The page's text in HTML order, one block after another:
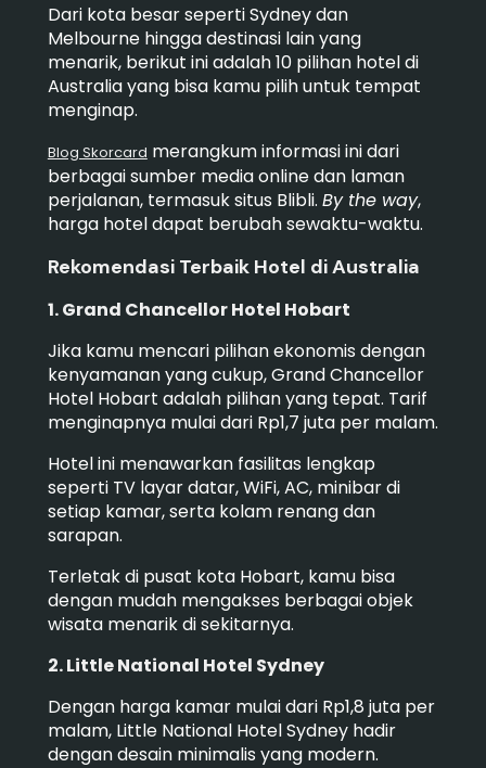
Dari kota besar seperti Sydney dan
Melbourne hingga destinasi lain yang
menarik, berikut ini adalah 10 pilihan hotel di
Australia yang bisa kamu pilih untuk tempat
menginap.
Blog Skorcard merangkum informasi ini dari
berbagai sumber media online dan laman
perjalanan, termasuk situs Blibli. By the way,
harga hotel dapat berubah sewaktu-waktu.
Rekomendasi Terbaik Hotel di Australia
1. Grand Chancellor Hotel Hobart
Jika kamu mencari pilihan ekonomis dengan
kenyamanan yang cukup, Grand Chancellor
Hotel Hobart adalah pilihan yang tepat. Tarif
menginapnya mulai dari Rp1,7 juta per malam.
Hotel ini menawarkan fasilitas lengkap
seperti TV layar datar, WiFi, AC, minibar di
setiap kamar, serta kolam renang dan
sarapan.
Terletak di pusat kota Hobart, kamu bisa
dengan mudah mengakses berbagai objek
wisata menarik di sekitarnya.
2. Little National Hotel Sydney
Dengan harga kamar mulai dari Rp1,8 juta per
malam, Little National Hotel Sydney hadir
dengan desain minimalis yang modern.